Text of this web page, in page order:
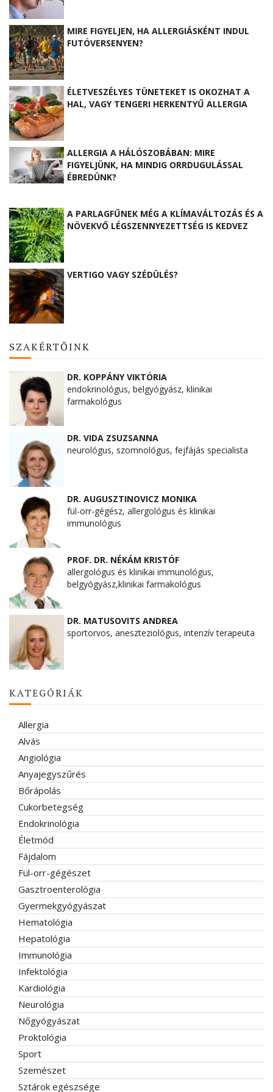
MIRE FIGYELJEN, HA ALLERGIÁSKÉNT INDUL
FUTÓVERSENYEN?
ÉLETVESZÉLYES TÜNETEKET IS OKOZHAT A
HAL, VAGY TENGERI HERKENTYŰ ALLERGIA
ALLERGIA A HÁLÓSZOBÁBAN: MIRE
FIGYELJÜNK, HA MINDIG ORRDUGULÁSSAL
ÉBREDÜNK?
A PARLAGFŰNEK MÉG A KLÍMAVÁLTOZÁS ÉS A
NÖVEKVŐ LÉGSZENNYEZETTSÉG IS KEDVEZ
VERTIGO VAGY SZÉDÜLÉS?
SZAKÉRTŐINK
DR. KOPPÁNY VIKTÓRIA
endokrinológus, belgyógyász, klinikai
farmakológus
DR. VIDA ZSUZSANNA
neurológus, szomnológus, fejfájás specialista
DR. AUGUSZTINOVICZ MONIKA
fül-orr-gégész, allergológus és klinikai
immunológus
PROF. DR. NÉKÁM KRISTÓF
allergológus és klinikai immunológus,
belgyógyász,klinikai farmakológus
DR. MATUSOVITS ANDREA
sportorvos, aneszteziológus, intenzív terapeuta
KATEGÓRIÁK
Allergia
Alvás
Angiológia
Anyajegyszűrés
Bőrápolás
Cukorbetegség
Endokrinológia
Életmód
Fájdalom
Fül-orr-gégészet
Gasztroenterológia
Gyermekgyógyászat
Hematológia
Hepatológia
Immunológia
Infektológia
Kardiológia
Neurológia
Nőgyógyászat
Proktológia
Sport
Szemészet
Sztárok egészsége